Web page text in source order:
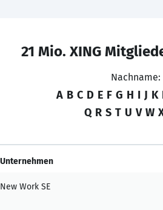
21 Mio. XING
Nachname:
A B C D E F G H I J K
Q R S T U V W
Unternehmen
New Work SE